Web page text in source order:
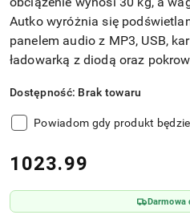
Autko wyróżnia się
panelem audio z MP3, USB,
ładowarką z diodą oraz
Dostępność: Brak towaru
Powiadom gdy produkt
cena:
1023.99
Darmowa